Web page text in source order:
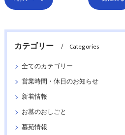
カテゴリー
Categories
全てのカテゴリー
営業時間・休日のお知らせ
新着情報
お墓のおしごと
墓苑情報